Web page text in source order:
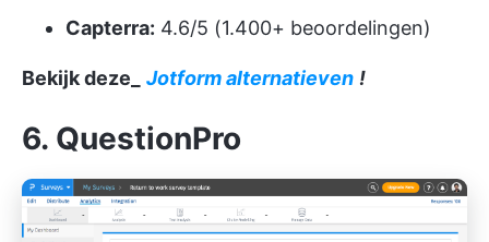
Capterra: 4.6/5 (1.400+ beoordelingen)
Bekijk deze_ Jotform alternatieven !
6. QuestionPro